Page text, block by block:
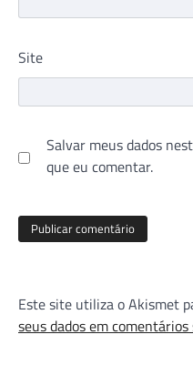
Site
Salvar meus dados
que eu comentar.
Este site utiliza o Akismet
seus dados em comentários